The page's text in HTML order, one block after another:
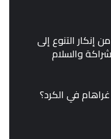
إنكار التنوع إلى
والسلام
في الكرد؟